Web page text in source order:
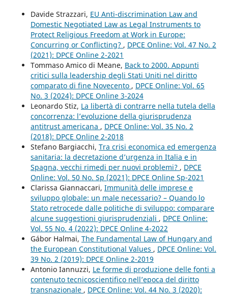
Davide Strazzari, EU Anti-discrimination Law and
Domestic Negotiated Law as Legal Instruments to
Protect Religious Freedom at Work in Europe:
Concurring or Conflicting? , DPCE Online: Vol. 47 No. 2
(2021): DPCE Online 2-2021
Tommaso Amico di Meane, Back to 2000. Appunti
critici sulla leadership degli Stati Uniti nel diritto
comparato di fine Novecento , DPCE Online: Vol. 65
No. 3 (2024): DPCE Online 3-2024
Leonardo Stiz, La libertà di contrarre nella tutela della
concorrenza: l’evoluzione della giurisprudenza
antitrust americana , DPCE Online: Vol. 35 No. 2
(2018): DPCE Online 2-2018
Stefano Bargiacchi, Tra crisi economica ed emergenza
sanitaria: la decretazione d’urgenza in Italia e in
Spagna, vecchi rimedi per nuovi problemi? , DPCE
Online: Vol. 50 No. Sp (2021): DPCE Online Sp-2021
Clarissa Giannaccari, Immunità delle imprese e
sviluppo globale: un male necessario? – Quando lo
Stato retrocede dalle politiche di sviluppo: comparare
alcune suggestioni giurisprudenziali , DPCE Online:
Vol. 55 No. 4 (2022): DPCE Online 4-2022
Gábor Halmai, The Fundamental Law of Hungary and
the European Constitutional Values , DPCE Online: Vol.
39 No. 2 (2019): DPCE Online 2-2019
Antonio Iannuzzi, Le forme di produzione delle fonti a
contenuto tecnicoscientifico nell’epoca del diritto
transnazionale , DPCE Online: Vol. 44 No. 3 (2020):